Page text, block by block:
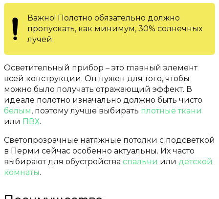
Важно! Полотно обязательно должно
пропускать, как минимум, 30% солнечных
лучей.
Осветительный прибор – это главный элемент
всей конструкции. Он нужен для того, чтобы
можно было получать отражающий эффект. В
идеале полотно изначально должно быть чисто
белым, поэтому лучше выбирать плотные ткани
или ПВХ.
Светопрозрачные натяжные потолки с подсветкой
в Перми сейчас особенно актуальны. Их часто
выбирают для обустройства спальни или детской
комнаты.